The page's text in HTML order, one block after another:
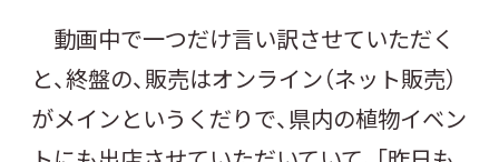
動画中で一つだけ言い訳させていただく
と、終盤の、販売はオンライン（ネット販売）
がメインというくだりで、県内の植物イベン